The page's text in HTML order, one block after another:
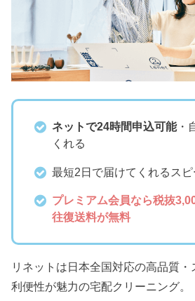
ネットで24時間申込可能・
くれる
最短2日で届けてくれるス
プレミアム会員なら税抜
往復送料が無料
リネットは日本全国対応の高品質
利便性が魅力の宅配クリーニング。